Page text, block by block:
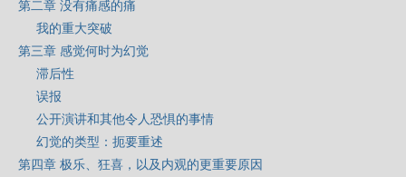
第二章 没有痛感的痛
我的重大突破
第三章 感觉何时为幻觉
滞后性
误报
公开演讲和其他令人恐惧的事情
幻觉的类型：扼要重述
第四章 极乐、狂喜，以及内观的更重要原因